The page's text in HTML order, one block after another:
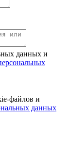
данных и
файлов и
данных